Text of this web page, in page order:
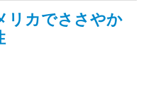
リカでささやか